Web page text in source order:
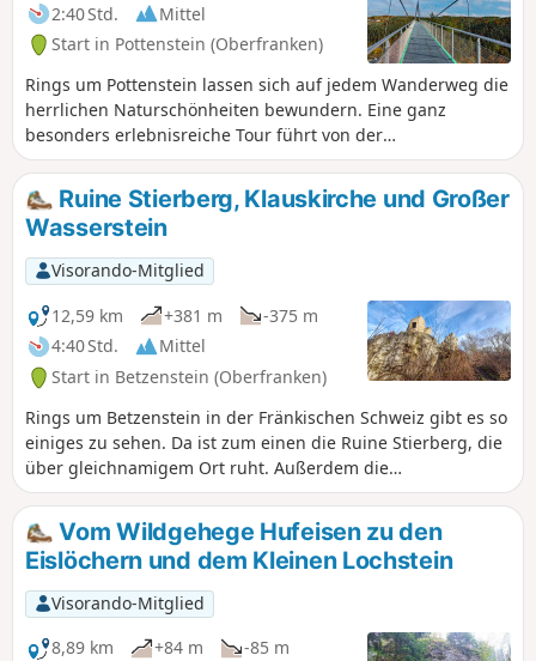
2:40 Std.
Mittel
Start in Pottenstein (Oberfranken)
Rings um Pottenstein lassen sich auf jedem Wanderweg die
herrlichen Naturschönheiten bewundern. Eine ganz
besonders erlebnisreiche Tour führt von der
Sommerrodelbahn und dem Skywalk mit herrlichem Blick
über das Weihersbachtal ins idyllische Klumpertal. Und
natürlich darf auch die berühmte Teufelshöhle nicht auf
der Rundwanderung durch die Felsenlandschaft der
Fränkischen Schweiz fehlen.
Ruine Stierberg, Klauskirche und Großer
Wasserstein
Visorando-Mitglied
12,59 km
+381 m
-375 m
4:40 Std.
Mittel
Start in Betzenstein (Oberfranken)
Rings um Betzenstein in der Fränkischen Schweiz gibt es so
einiges zu sehen. Da ist zum einen die Ruine Stierberg, die
über gleichnamigem Ort ruht. Außerdem die
beeindruckende Durchgangshöhle Klauskirche, das
sagenhafte Hexentor und das Wassersteintor, die alle die
Natur geschaffen hat. Vom Aussichtsturm auf dem
Schmidberg ist das Panorama über Betzenstein wirklich
grandios. Und dann gibt es da noch den Jura-Elefanten,
eine Spezies aus Kalkstein, die nur hier in der Frankenalb
vorkommt.
Vom Wildgehege Hufeisen zu den
Eislöchern und dem Kleinen Lochstein
Visorando-Mitglied
8,89 km
+84 m
-85 m